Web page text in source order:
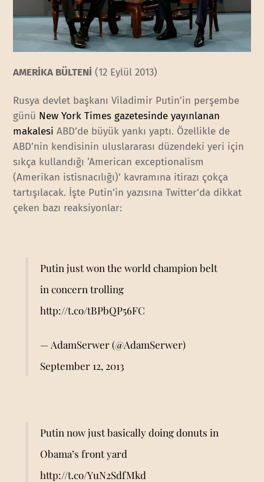
AMERİKA BÜLTENİ (12 Eylül 2013)
Rusya devlet başkanı Viladimir Putin’in perşembe
günü New York Times gazetesinde yayınlanan
makalesiABD’de büyük yankı yaptı. Özellikle de
ABD’nin kendisinin uluslararası düzendeki yeri için
sıkça kullandığı ‘American exceptionalism
(Amerikan istisnacılığı)’ kavramına itirazı çokça
tartışılacak. İşte Putin’in yazısına Twitter’da dikkat
çeken bazı reaksiyonlar:
Putin just won the world champion belt
in concern trolling
http://t.co/tBPbQP56FC
— AdamSerwer (@AdamSerwer)
September 12, 2013
Putin now just basically doing donuts in
Obama’s front yard
http://t.co/YuN2SdfMkd